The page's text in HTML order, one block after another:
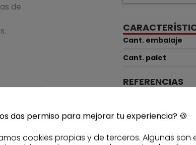
de
Cant. embalaje
Cant. palet
REFERENCIAS
das permiso para mejorar tu experiencia? 🍪
cookies propias y de terceros. Algunas son